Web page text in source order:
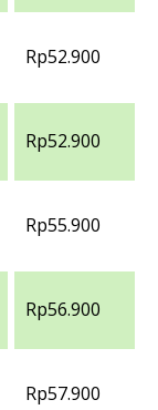
Rp52.900
Rp52.900
Rp55.900
Rp56.900
Rp57.900